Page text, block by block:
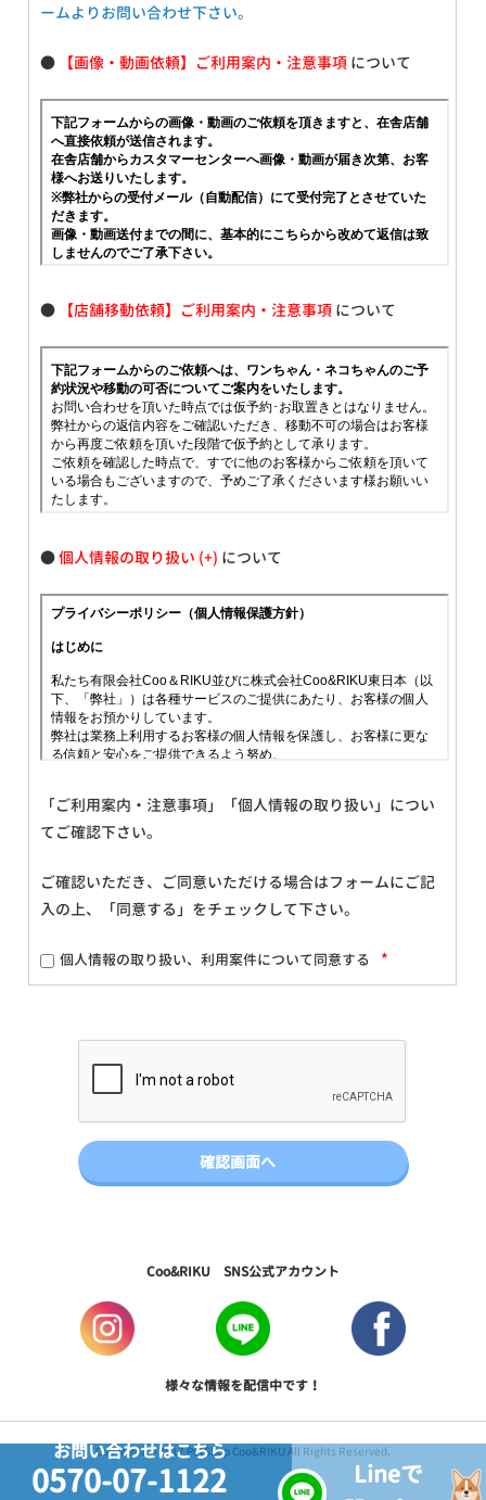
ームよりお問い合わせ下さい。
● 【画像・動画依頼】ご利用案内・注意事項 について
● 【店舗移動依頼】ご利用案内・注意事項 について
●個人情報の取り扱い について
「ご利用案内・注意事項」「個人情報の取り扱い」につい
てご確認下さい。
ご確認いただき、ご同意いただける場合はフォームにご記
入の上、「同意する」をチェックして下さい。
個人情報の取り扱い、利用案件について同意する *
お問い合わせはこちら
0570-07-1122
Lineで
Coo&RIKU SNS公式アカウント
様々な情報を配信中です！
Copyright © 2017 PetShop Coo&RIKU All Rights Reserved.